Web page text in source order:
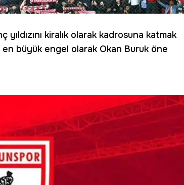
yıldızını kiralık olarak kadrosuna katmak
büyük engel olarak Okan Buruk öne